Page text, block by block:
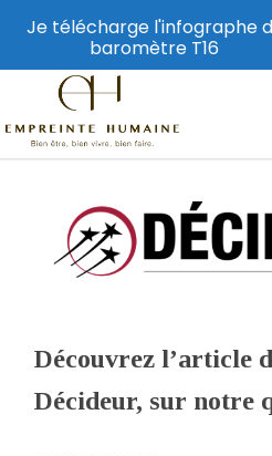
Découvrez l’article
Décideur, sur notre
Je télécharge l'infographe
baromètre T16